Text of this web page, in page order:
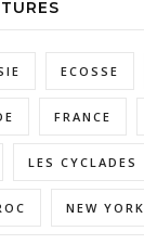
ECOSSE
FRANCE
LES CYCLADES
NEW YORK